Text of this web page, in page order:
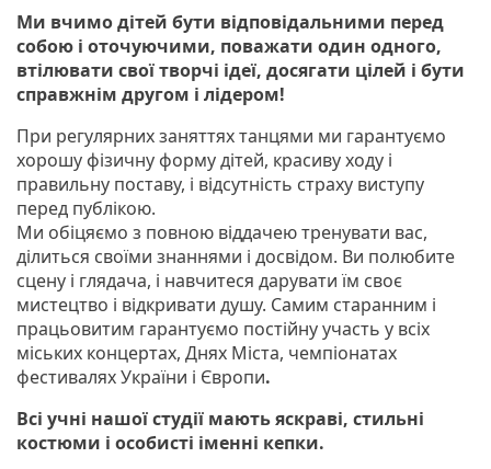
Ми вчимо дітей бути відповідальними перед
собою і оточуючими, поважати один одного,
втілювати свої творчі ідеї, досягати цілей і бути
справжнім другом і лідером!
При регулярних заняттях танцями ми гарантуємо
хорошу фізичну форму дітей, красиву ходу і
правильну поставу, і відсутність страху виступу
перед публікою.
Ми обіцяємо з повною віддачею тренувати вас,
ділиться своїми знаннями і досвідом. Ви полюбите
сцену і глядача, і навчитеся дарувати їм своє
мистецтво і відкривати душу. Самим старанним і
працьовитим гарантуємо постійну участь у всіх
міських концертах, Днях Міста, чемпіонатах
фестивалях України і Європи.
Всі учні нашої студії мають яскраві, стильні
костюми і особисті іменні кепки.